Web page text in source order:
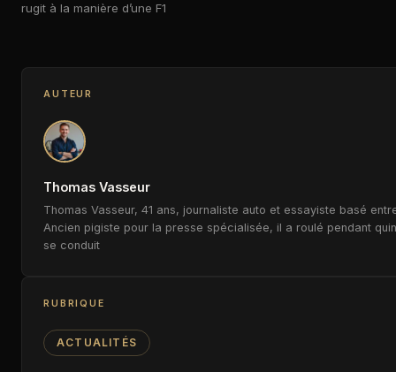
rugit à la manière d’une F1
AUTEUR
Thomas Vasseur
Thomas Vasseur, 41 ans, journaliste auto et essayiste basé
Ancien pigiste pour la presse spécialisée, il a roulé pendant
se conduit
RUBRIQUE
ACTUALITÉS